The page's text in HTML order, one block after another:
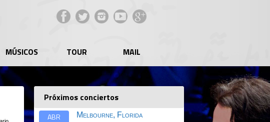
MÚSICOS TOUR MAIL
Próximos conciertos
ABR Melbourne, Florida